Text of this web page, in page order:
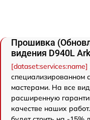
Прошивка
видения D940L
специализированном
мастерами. На все
расширенную
качестве наших